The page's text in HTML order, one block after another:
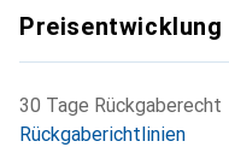
Preisentwicklung
30 Tage Rückgaberecht
Rückgaberichtlinien